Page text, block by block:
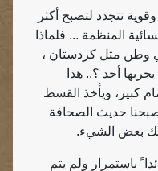
تتجدد لتصبح أكثر
المنظمة ... فلماذا
وطن مثل كردستان ،
أحد ؟.. هذا
كبير، ويأخذ القسط
حديث الصحافة
بعض الشيء.
باستمرار ولم يتم